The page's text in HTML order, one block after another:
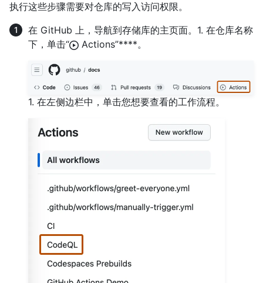
执行这些步骤需要对仓库的写入访问权限。
在 GitHub 上，导航到存储库的主页面。1. 在仓库名称
下，单击“
Actions”****。
1. 在左侧边栏中，单击您想要查看的工作流程。